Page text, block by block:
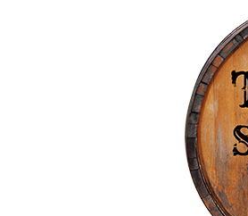
Todos los
Malt Sherry Cask (46%vol. 1L) (sin